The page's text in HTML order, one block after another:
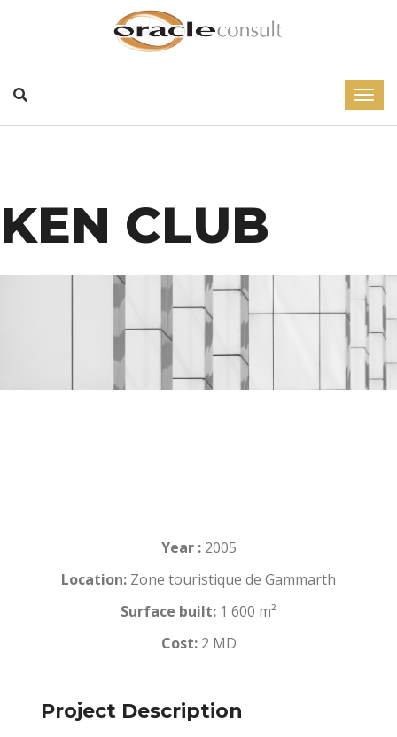
KEN CLUB
Year :2005
Location: Zone touristique de Gammarth
Surface built: 1 600 m²
Cost:2 MD
Project Description